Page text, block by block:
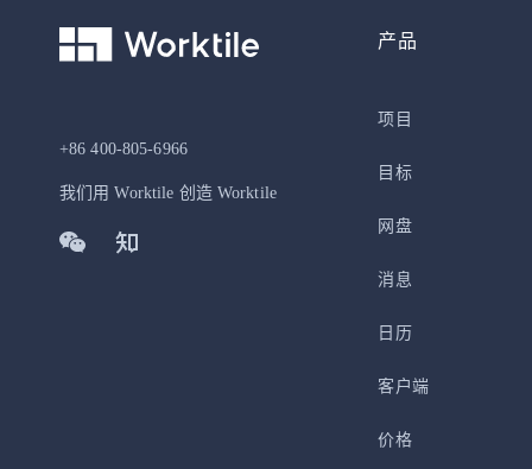
+86 400-805-6966
我们用 Worktile 创造 Worktile
产品
项目
目标
网盘
消息
日历
客户端
价格